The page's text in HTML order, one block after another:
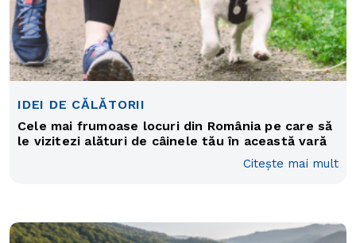
IDEI DE CĂLĂTORII
Cele mai frumoase locuri din România pe care să
le vizitezi alături de câinele tău în această vară
Citește mai mult